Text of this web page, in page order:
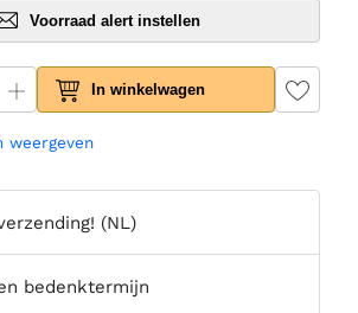
Voorraad alert instellen
In winkelwagen
weergeven
(NL)
bedenktermijn